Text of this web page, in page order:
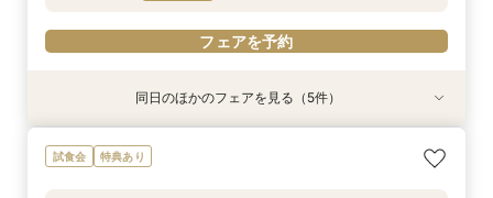
フェアを予約
特典あり
【貸切で叶うペット婚】全館一緒OK★ペット
ウェディング相談会
特典あり
《徹底比較*2件目以降の方へ》見積り相談×憧れ
の邸宅貸切体験
特典あり
【少人数W】挙式＆会食プラン♪白樺の森チャペ
ル×厳選牛試食
特典あり
＼初見学に◎／心躍る花嫁の第一歩♪見積もり相
談＆豪華試食
【オンライン開催】遠方在住でも安心◆バーチャ
ル見学＆相談会
同日のほかのフェアを見る（5件）
試食会 特典あり